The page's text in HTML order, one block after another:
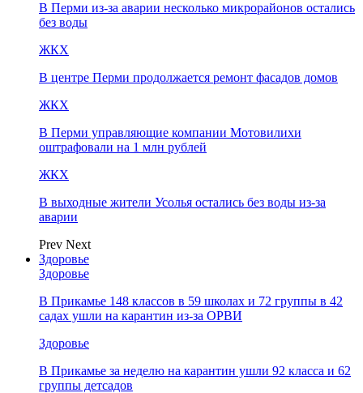
В Перми из-за аварии несколько микрорайонов остались
без воды
ЖКХ
В центре Перми продолжается ремонт фасадов домов
ЖКХ
В Перми управляющие компании Мотовилихи
оштрафовали на 1 млн рублей
ЖКХ
В выходные жители Усолья остались без воды из-за
аварии
Prev Next
Здоровье
Здоровье
В Прикамье 148 классов в 59 школах и 72 группы в 42
садах ушли на карантин из-за ОРВИ
Здоровье
В Прикамье за неделю на карантин ушли 92 класса и 62
группы детсадов